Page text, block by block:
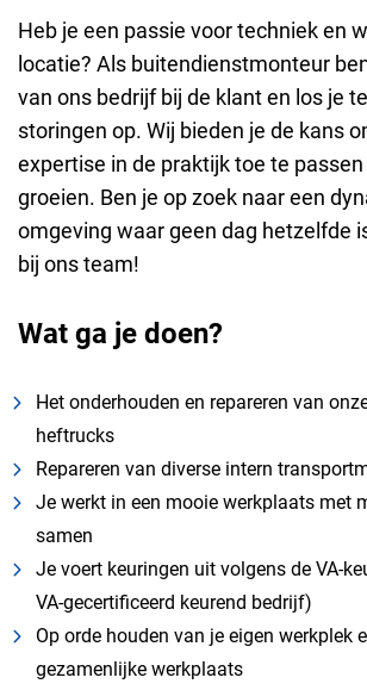
Heb je een passie voor techniek en
locatie? Als buitendienstmonteur
van ons bedrijf bij de klant en los je
storingen op. Wij bieden je de kans
expertise in de praktijk toe te
groeien. Ben je op zoek naar een
omgeving waar geen dag hetzelfde
bij ons team!
Wat ga je doen?
Het onderhouden en repareren van
heftrucks
Repareren van diverse intern
Je werkt in een mooie werkplaats met
samen
Je voert keuringen uit volgens de VA-
VA-gecertificeerd keurend bedrijf)
Op orde houden van je eigen werkplek
gezamenlijke werkplaats